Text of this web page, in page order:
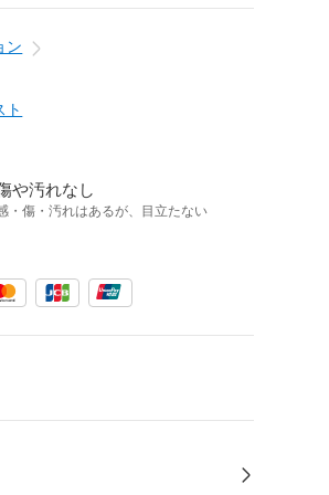
ン
ト
や汚れなし
・傷・汚れはあるが、目立たない